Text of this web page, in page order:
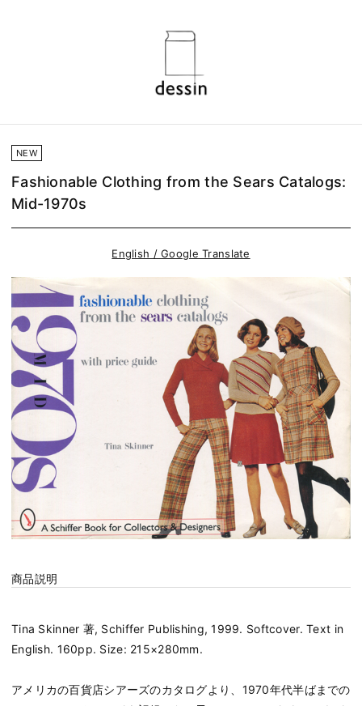
NEW
Fashionable Clothing from the Sears Catalogs:
Mid-1970s
English / Google Translate
商品説明
Tina Skinner 著, Schiffer Publishing, 1999. Softcover. Text in
English. 160pp. Size: 215×280mm.
アメリカの百貨店シアーズのカタログより、1970年代半ばまでの